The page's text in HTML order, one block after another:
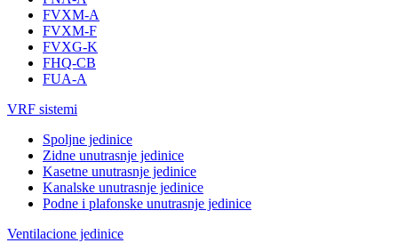
FVXM-A
FVXM-F
FVXG-K
FHQ-CB
FUA-A
VRF sistemi
Spoljne jedinice
Zidne unutrasnje jedinice
Kasetne unutrasnje jedinice
Kanalske unutrasnje jedinice
Podne i plafonske unutrasnje jedinice
Ventilacione jedinice